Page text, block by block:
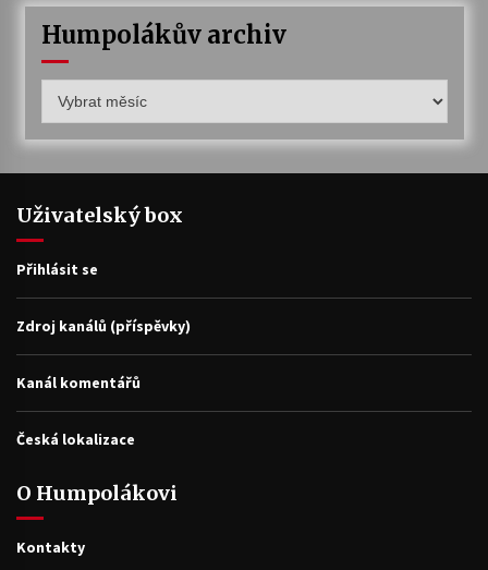
Humpolákův archiv
archiv
Uživatelský box
Přihlásit se
Zdroj kanálů (příspěvky)
Kanál komentářů
Česká lokalizace
O Humpolákovi
Kontakty